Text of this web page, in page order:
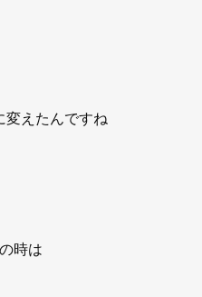
変えたんですね
時は